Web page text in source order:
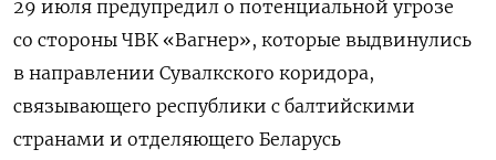
29 июля предупредил о потенциальной угрозе
со стороны ЧВК «Вагнер», которые выдвинулись
в направлении Сувалкского коридора,
связывающего республики с балтийскими
странами и отделяющего Беларусь